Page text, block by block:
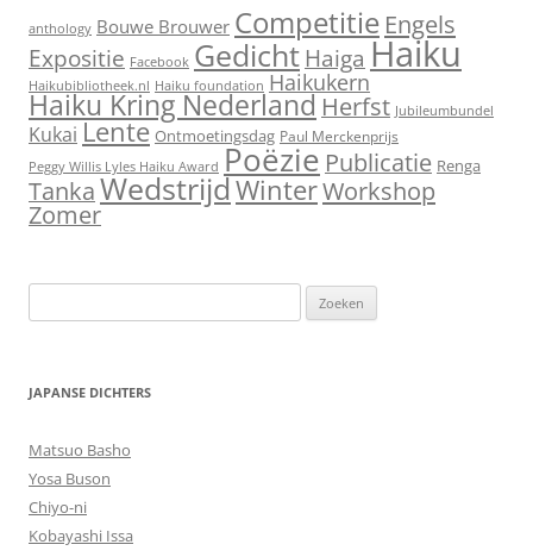
anthology Bouwe Brouwer Competitie Engels
Expositie Facebook Gedicht Haiga Haiku
Haikubibliotheek.nl Haiku foundation Haikukern
Haiku Kring Nederland Herfst Jubileumbundel
Kukai Lente Ontmoetingsdag Paul Merckenprijs
Peggy Willis Lyles Haiku Award Poëzie Publicatie Renga
TankaWedstrijdWinterWorkshop
Zomer
naar:
JAPANSE DICHTERS
Matsuo Basho
Yosa Buson
Chiyo-ni
Kobayashi Issa